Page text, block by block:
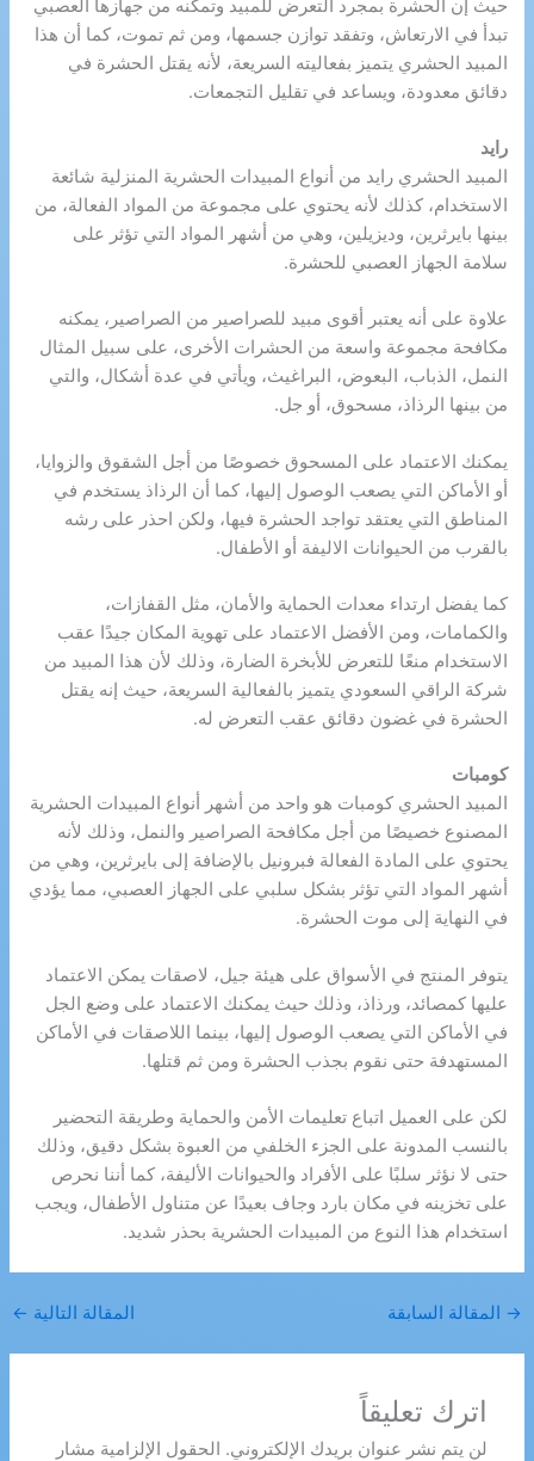
حيث إن الحشرة بمجرد التعرض للمبيد وتمكنه من جهازها العصبي
تبدأ في الارتعاش، وتفقد توازن جسمها، ومن ثم تموت، كما أن هذا
المبيد الحشري يتميز بفعاليته السريعة، لأنه يقتل الحشرة في
دقائق معدودة، ويساعد في تقليل التجمعات.
رايد
المبيد الحشري رايد من أنواع المبيدات الحشرية المنزلية شائعة
الاستخدام، كذلك لأنه يحتوي على مجموعة من المواد الفعالة، من
بينها بايرثرين، وديزيلين، وهي من أشهر المواد التي تؤثر على
سلامة الجهاز العصبي للحشرة.
علاوة على أنه يعتبر أقوى مبيد للصراصير من الصراصير، يمكنه
مكافحة مجموعة واسعة من الحشرات الأخرى، على سبيل المثال
النمل، الذباب، البعوض، البراغيث، ويأتي في عدة أشكال، والتي
من بينها الرذاذ، مسحوق، أو جل.
يمكنك الاعتماد على المسحوق خصوصًا من أجل الشقوق والزوايا،
أو الأماكن التي يصعب الوصول إليها، كما أن الرذاذ يستخدم في
المناطق التي يعتقد تواجد الحشرة فيها، ولكن احذر على رشه
بالقرب من الحيوانات الاليفة أو الأطفال.
كما يفضل ارتداء معدات الحماية والأمان، مثل القفازات،
والكمامات، ومن الأفضل الاعتماد على تهوية المكان جيدًا عقب
الاستخدام منعًا للتعرض للأبخرة الضارة، وذلك لأن هذا المبيد من
شركة الراقي السعودي يتميز بالفعالية السريعة، حيث إنه يقتل
الحشرة في غضون دقائق عقب التعرض له.
كومبات
المبيد الحشري كومبات هو واحد من أشهر أنواع المبيدات الحشرية
المصنوع خصيصًا من أجل مكافحة الصراصير والنمل، وذلك لأنه
يحتوي على المادة الفعالة فبرونيل بالإضافة إلى بايرثرين، وهي من
أشهر المواد التي تؤثر بشكل سلبي على الجهاز العصبي، مما يؤدي
في النهاية إلى موت الحشرة.
يتوفر المنتج في الأسواق على هيئة جيل، لاصقات يمكن الاعتماد
عليها كمصائد، ورذاذ، وذلك حيث يمكنك الاعتماد على وضع الجل
في الأماكن التي يصعب الوصول إليها، بينما اللاصقات في الأماكن
المستهدفة حتى نقوم بجذب الحشرة ومن ثم قتلها.
لكن على العميل اتباع تعليمات الأمن والحماية وطريقة التحضير
بالنسب المدونة على الجزء الخلفي من العبوة بشكل دقيق، وذلك
حتى لا نؤثر سلبًا على الأفراد والحيوانات الأليفة، كما أننا نحرص
على تخزينه في مكان بارد وجاف بعيدًا عن متناول الأطفال، ويجب
استخدام هذا النوع من المبيدات الحشرية بحذر شديد.
→ المقالة السابقة المقالة التالية ←
اترك تعليقاً
لن يتم نشر عنوان بريدك الإلكتروني. الحقول الإلزامية مشار